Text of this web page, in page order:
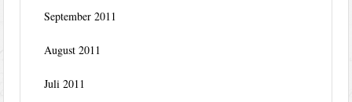
September 2011
August 2011
Juli 2011